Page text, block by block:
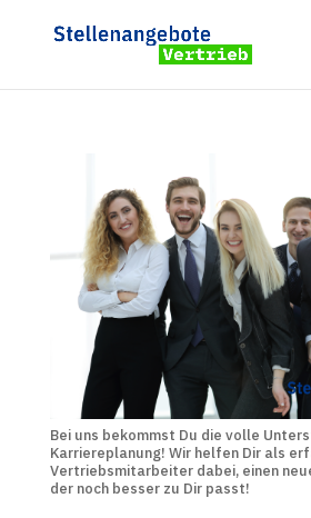
Bei uns bekommst Du die volle
Karriereplanung! Wir helfen Dir als
Vertriebsmitarbeiter dabei, einen
der noch besser zu Dir passt!